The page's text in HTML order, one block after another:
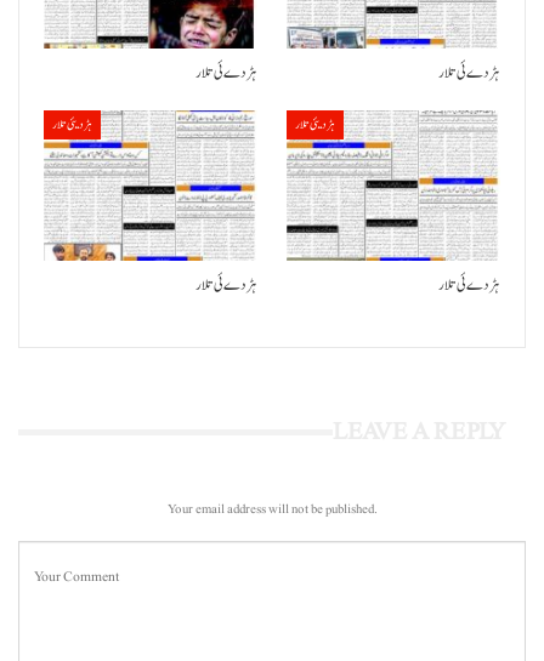
ہڑدے ئی تلار ہڑدے ئی تلار
ہڑدیئی تلار
ہڑدے ئی تلار
ہڑدیئی تلار
ہڑدے ئی تلار
Your email address will not be published.